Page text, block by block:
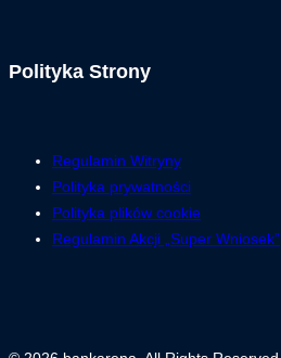
Polityka Strony
Regulamin Witryny
Polityka prywatności
Polityka plików cookie
Regulamin Akcji „Super Wniosek”